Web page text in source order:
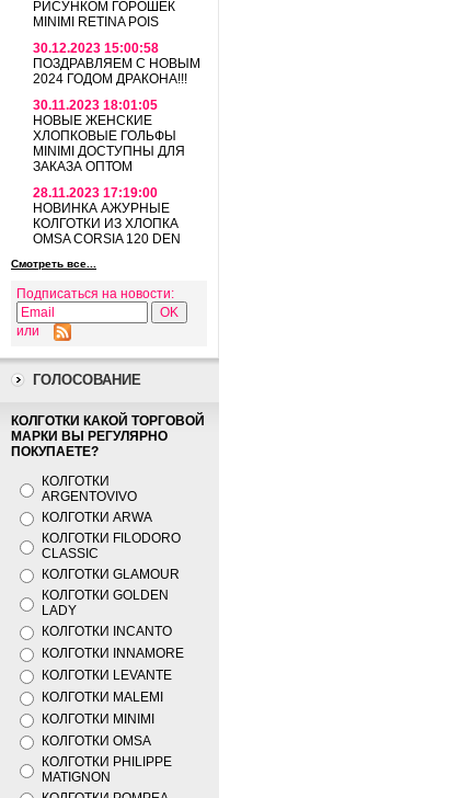
РИСУНКОМ ГОРОШЕК
MINIMI RETINA POIS
30.12.2023 15:00:58
ПОЗДРАВЛЯЕМ С НОВЫМ
2024 ГОДОМ ДРАКОНА!!!
30.11.2023 18:01:05
НОВЫЕ ЖЕНСКИЕ
ХЛОПКОВЫЕ ГОЛЬФЫ
MINIMI ДОСТУПНЫ ДЛЯ
ЗАКАЗА ОПТОМ
28.11.2023 17:19:00
НОВИНКА АЖУРНЫЕ
КОЛГОТКИ ИЗ ХЛОПКА
OMSA CORSIA 120 DEN
Смотреть все...
Подписаться на новости:
или
ГОЛОСОВАНИЕ
КОЛГОТКИ КАКОЙ ТОРГОВОЙ
МАРКИ ВЫ РЕГУЛЯРНО
ПОКУПАЕТЕ?
КОЛГОТКИ
ARGENTOVIVO
КОЛГОТКИ ARWA
КОЛГОТКИ FILODORO
CLASSIC
КОЛГОТКИ GLAMOUR
КОЛГОТКИ GOLDEN
LADY
КОЛГОТКИ INCANTO
КОЛГОТКИ INNAMORE
КОЛГОТКИ LEVANTE
КОЛГОТКИ MALEMI
КОЛГОТКИ MINIMI
КОЛГОТКИ OMSA
КОЛГОТКИ PHILIPPE
MATIGNON